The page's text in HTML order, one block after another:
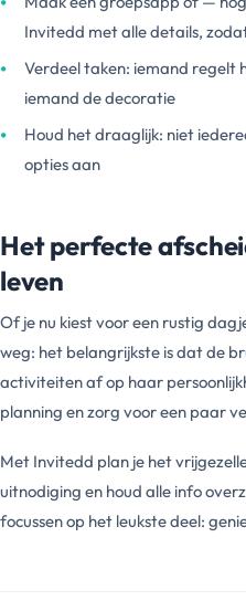
Invitedd met alle details,
Verdeel taken: iemand regelt
iemand de decoratie
Houd het draaglijk: niet
opties aan
Het perfecte
leven
Of je nu kiest voor een rustig
weg: het belangrijkste is dat de
activiteiten af op haar
planning en zorg voor een paar
Met Invitedd plan je het
uitnodiging en houd alle info
focussen op het leukste deel: